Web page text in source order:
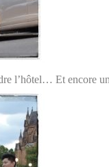
l’hôtel… Et encore